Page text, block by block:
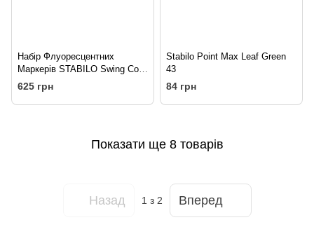
Набір Флуоресцентних
Маркерів STABILO Swing Cool
Neon (6 шт.) | 1+4 мм.
625 грн
Stabilo Point Max Leaf Green
43
84 грн
Показати ще 8 товарів
Назад 1 з 2 Вперед